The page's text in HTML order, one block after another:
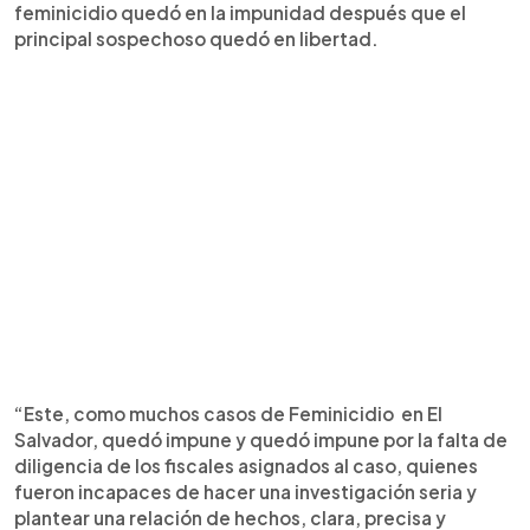
feminicidio quedó en la impunidad después que el
principal sospechoso quedó en libertad.
“Este, como muchos casos de Feminicidio en El
Salvador, quedó impune y quedó impune por la falta de
diligencia de los fiscales asignados al caso, quienes
fueron incapaces de hacer una investigación seria y
plantear una relación de hechos, clara, precisa y